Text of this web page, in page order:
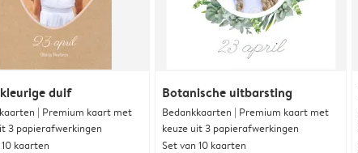
duif
| Premium kaart met
3 papierafwerkingen
kaarten
Botanische uitbarsting
Bedankkaarten | Premium kaart met
keuze uit 3 papierafwerkingen
Set van 10 kaarten